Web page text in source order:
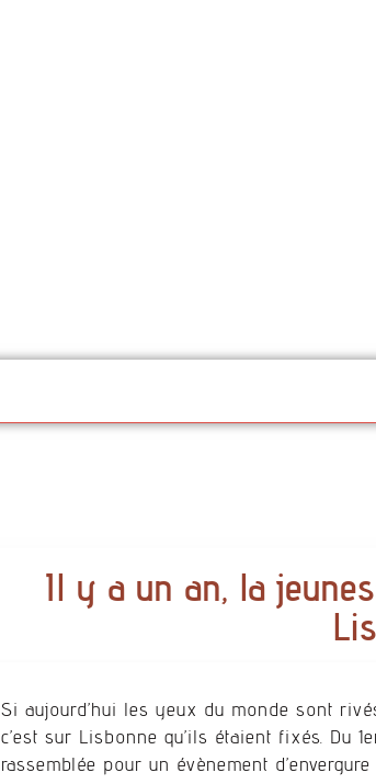
Il y a un an, la
Si aujourd’hui les yeux du monde sont
c’est sur Lisbonne qu’ils étaient fixés. Du
rassemblée pour un évènement